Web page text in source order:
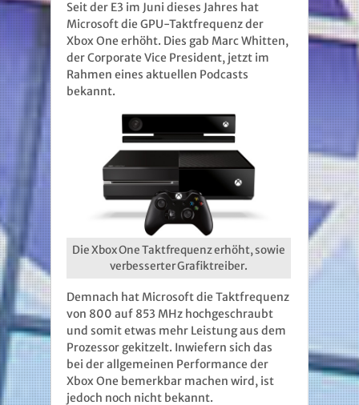
Seit der E3 im Juni dieses Jahres hat
Microsoft die GPU-Taktfrequenz der
Xbox One erhöht. Dies gab Marc Whitten,
der Corporate Vice President, jetzt im
Rahmen eines aktuellen Podcasts
bekannt.
Die Xbox One Taktfrequenz erhöht, sowie
verbesserter Grafiktreiber.
Demnach hat Microsoft die Taktfrequenz
von 800 auf 853 MHz hochgeschraubt
und somit etwas mehr Leistung aus dem
Prozessor gekitzelt. Inwiefern sich das
bei der allgemeinen Performance der
Xbox One bemerkbar machen wird, ist
jedoch noch nicht bekannt.